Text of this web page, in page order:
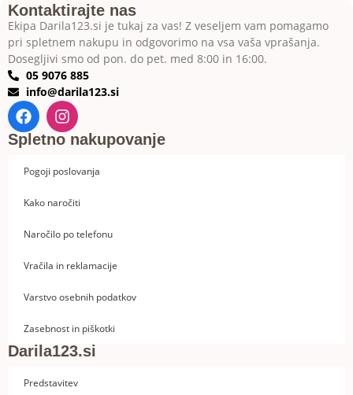
Kontaktirajte nas
Ekipa Darila123.si je tukaj za vas! Z veseljem vam pomagamo
pri spletnem nakupu in odgovorimo na vsa vaša vprašanja.
Dosegljivi smo od pon. do pet. med 8:00 in 16:00.
05 9076 885
info@darila123.si
Spletno nakupovanje
Pogoji poslovanja
Kako naročiti
Naročilo po telefonu
Vračila in reklamacije
Varstvo osebnih podatkov
Zasebnost in piškotki
Darila123.si
Predstavitev